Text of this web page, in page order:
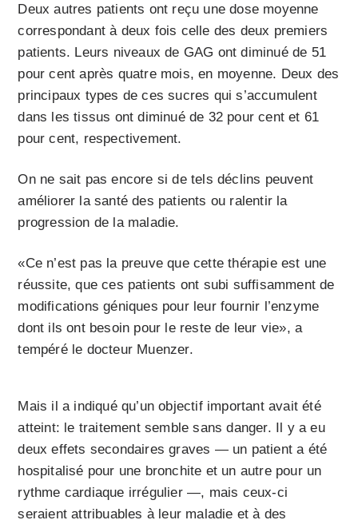
Deux autres patients ont reçu une dose moyenne
correspondant à deux fois celle des deux premiers
patients. Leurs niveaux de GAG ont diminué de 51
pour cent après quatre mois, en moyenne. Deux des
principaux types de ces sucres qui s’accumulent
dans les tissus ont diminué de 32 pour cent et 61
pour cent, respectivement.
On ne sait pas encore si de tels déclins peuvent
améliorer la santé des patients ou ralentir la
progression de la maladie.
«Ce n’est pas la preuve que cette thérapie est une
réussite, que ces patients ont subi suffisamment de
modifications géniques pour leur fournir l’enzyme
dont ils ont besoin pour le reste de leur vie», a
tempéré le docteur Muenzer.
Mais il a indiqué qu’un objectif important avait été
atteint: le traitement semble sans danger. Il y a eu
deux effets secondaires graves — un patient a été
hospitalisé pour une bronchite et un autre pour un
rythme cardiaque irrégulier —, mais ceux-ci
seraient attribuables à leur maladie et à des